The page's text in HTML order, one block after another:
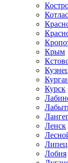
Котлас
Крым
Курск
Ленск
Лобня